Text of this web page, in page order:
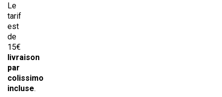
Le
tarif
est
de
15€
livraison
par
colissimo
incluse.